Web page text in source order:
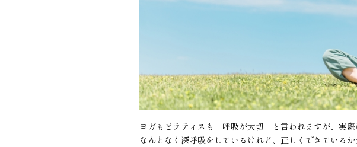
ヨガもピラティスも「呼吸が大切」と言われますが、実
なんとなく深呼吸をしているけれど、正しくできている